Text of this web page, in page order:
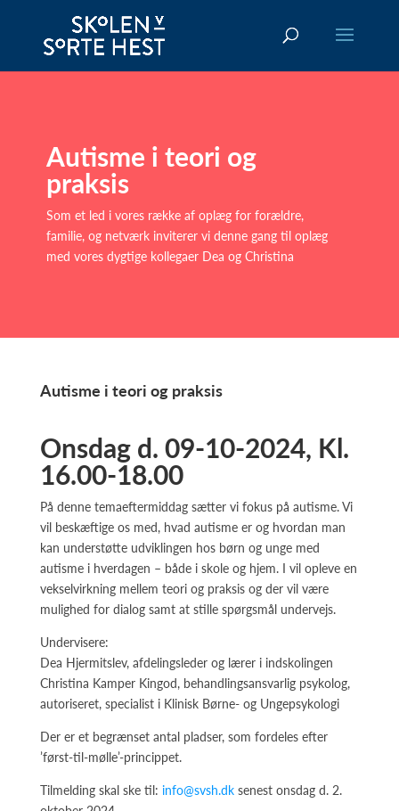
Autisme i teori og
praksis
Som et led i vores række af oplæg for forældre,
familie, og netværk inviterer vi denne gang til oplæg
med vores dygtige kollegaer Dea og Christina
Autisme i teori og praksis
Onsdag d. 09-10-2024, Kl.
16.00-18.00
På denne temaeftermiddag sætter vi fokus på autisme. Vi
vil beskæftige os med, hvad autisme er og hvordan man
kan understøtte udviklingen hos børn og unge med
autisme i hverdagen – både i skole og hjem. I vil opleve en
vekselvirkning mellem teori og praksis og der vil være
mulighed for dialog samt at stille spørgsmål undervejs.
Undervisere:
Dea Hjermitslev, afdelingsleder og lærer i indskolingen
Christina Kamper Kingod, behandlingsansvarlig psykolog,
autoriseret, specialist i Klinisk Børne- og Ungepsykologi
Der er et begrænset antal pladser, som fordeles efter
’først-til-mølle’-princippet.
Tilmelding skal ske til: info@svsh.dk senest onsdag d. 2.